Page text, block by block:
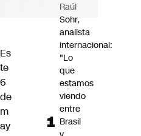
Es
te
6
de
m
ay
Raúl
Sohr,
analista
internacional:
"Lo
que
estamos
viendo
entre
Brasil